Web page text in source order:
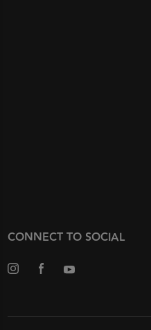
CONNECT TO SOCIAL